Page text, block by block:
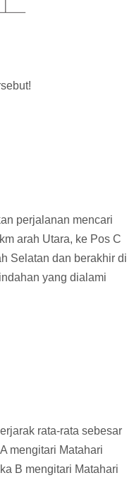
perjalanan mencari
arah Utara, ke Pos C
Selatan dan berakhir di
yang dialami
rata-rata sebesar
mengitari Matahari
B mengitari Matahari